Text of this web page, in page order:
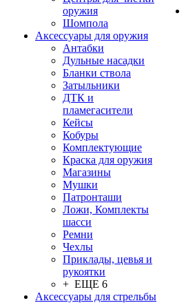
оружия
Шомпола
Аксессуары для оружия
Антабки
Дульные насадки
Бланки ствола
Затыльники
ДТК и
пламегасители
Кейсы
Кобуры
Комплектующие
Краска для оружия
Магазины
Мушки
Патронташи
Ложи, Комплекты
шасси
Ремни
Чехлы
Приклады, цевья и
рукоятки
+ ЕЩЕ 6
Аксессуары для стрельбы